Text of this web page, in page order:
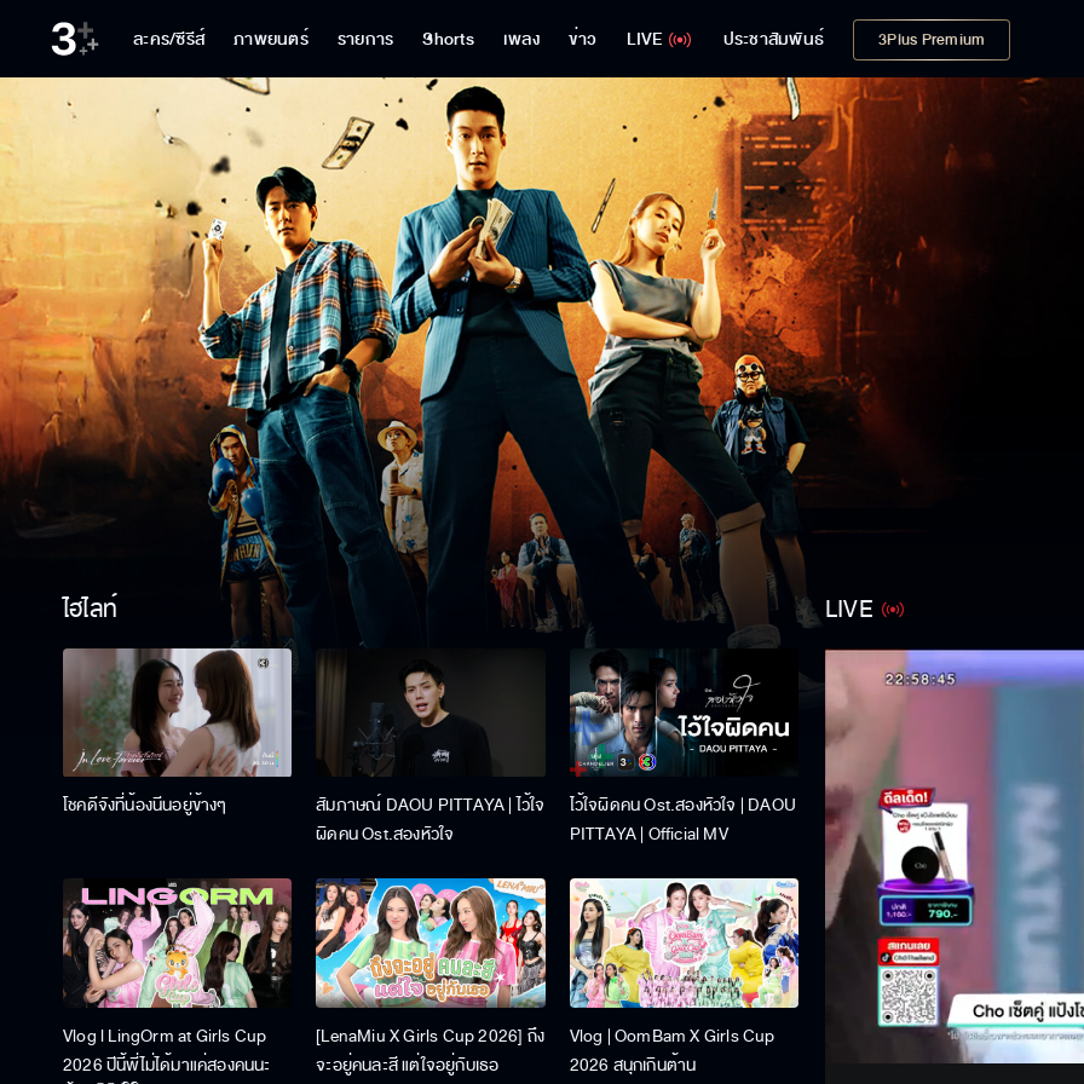
ละคร/ซีรีส์ ภาพยนตร์ รายการ Shorts เพลง ข่าว LIVE ประชาสัมพันธ์ 3Plus Premium
ไฮไลท์
โชคดีจังที่น้องนีนอยู่ข้างๆ
สัมภาษณ์ DAOU PITTAYA | ไว้ใจ
ผิดคน Ost.สองหัวใจ
ไว้ใจผิดคน Ost.สองหัวใจ | DAOU
PITTAYA | Official MV
Vlog l LingOrm at Girls Cup
2026 ปีนี้พี่ไม่ได้มาแค่สองคนนะ
[LenaMiu X Girls Cup 2026] ถึง
จะอยู่คนละสี แต่ใจอยู่กับเธอ
Vlog | OomBam X Girls Cup
2026 สนุกเกินต้าน
LIVE
UnmuteStream